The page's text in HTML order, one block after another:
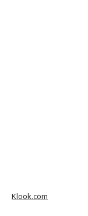
Klook.com